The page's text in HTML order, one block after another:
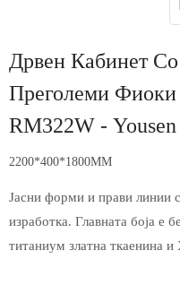
Дрвен Кабинет
Преголеми
RM322W - Yousen
2200*400*1800MM
Јасни форми и прави линии
изработка. Главната боја е
титаниум златна ткаенина